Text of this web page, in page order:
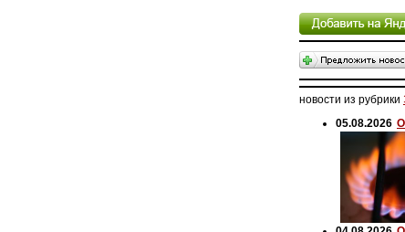
новости из рубрики
05.08.2026